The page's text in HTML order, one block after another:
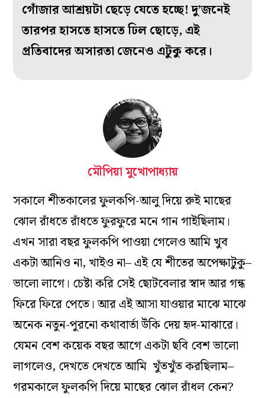
গোঁজার আশ্রয়টা ছেড়ে যেতে হচ্ছে! দু’জনেই
তারপর হাসতে হাসতে ঢিল ছোড়ে, এই
প্রতিবাদের অসারতা জেনেও এটুকু করে।
মৌপিয়া মুখোপাধ্যায়
সকালে শীতকালের ফুলকপি-আলু দিয়ে রুই মাছের
ঝোল রাঁধতে রাঁধতে ফুরফুরে মনে গান গাইছিলাম।
এখন সারা বছর ফুলকপি পাওয়া গেলেও আমি খুব
একটা আনিও না, খাইও না– এই যে শীতের অপেক্ষাটুকু–
ভালো লাগে। চেষ্টা করি সেই ছোটবেলার স্বাদ আর গন্ধ
ফিরে ফিরে পেতে। আর এই আসা যাওয়ার মাঝে মাঝে
অনেক নতুন-পুরনো কথাবার্তা উঁকি দেয় হৃদ-মাঝারে।
যেমন বেশ কয়েক বছর আগে একটা ছবি বেশ ভালো
লাগলেও, দেখতে দেখতে আমি খুঁতখুঁত করছিলাম–
গরমকালে ফুলকপি দিয়ে মাছের ঝোল রাঁধল কেন?